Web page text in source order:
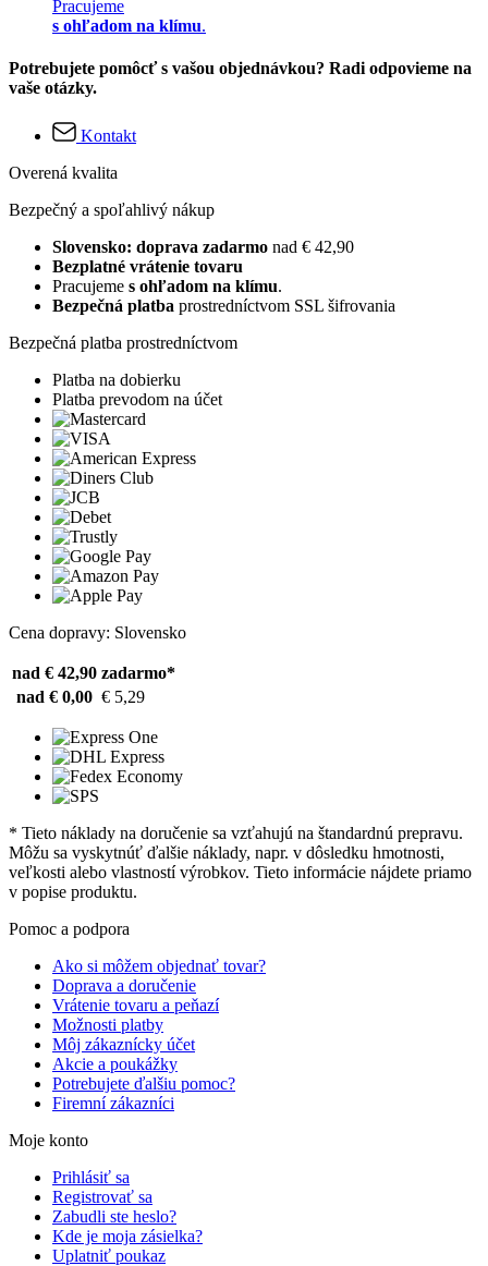
Pracujeme
s ohľadom na klímu.
Potrebujete pomôcť s vašou objednávkou? Radi odpovieme na
vaše otázky.
Kontakt
Overená kvalita
Bezpečný a spoľahlivý nákup
Slovensko: doprava zadarmo nad € 42,90
Bezplatné vrátenie tovaru
Pracujeme s ohľadom na klímu.
Bezpečná platba prostredníctvom SSL šifrovania
Bezpečná platba prostredníctvom
Platba na dobierku
Platba prevodom na účet
Cena dopravy: Slovensko
nad € 42,90 zadarmo*
nad € 0,00 € 5,29
* Tieto náklady na doručenie sa vzťahujú na štandardnú prepravu.
Môžu sa vyskytnúť ďalšie náklady, napr. v dôsledku hmotnosti,
veľkosti alebo vlastností výrobkov. Tieto informácie nájdete priamo
v popise produktu.
Pomoc a podpora
Ako si môžem objednať tovar?
Doprava a doručenie
Vrátenie tovaru a peňazí
Možnosti platby
Môj zákaznícky účet
Akcie a poukážky
Potrebujete ďalšiu pomoc?
Firemní zákazníci
Moje konto
Prihlásiť sa
Registrovať sa
Zabudli ste heslo?
Kde je moja zásielka?
Uplatniť poukaz